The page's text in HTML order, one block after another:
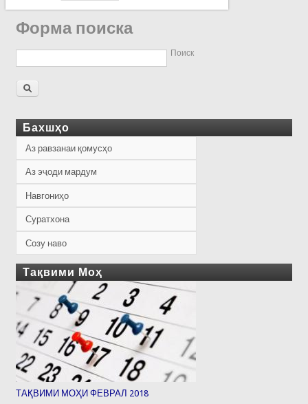
Форма поиска
Поиск
Бахшҳо
Аз равзанаи қомусҳо
Аз эҷоди мардум
Навгониҳо
Суратхона
Созу наво
Тақвими Моҳ
ТАҚВИМИ МОҲИ ФЕВРАЛ 2018